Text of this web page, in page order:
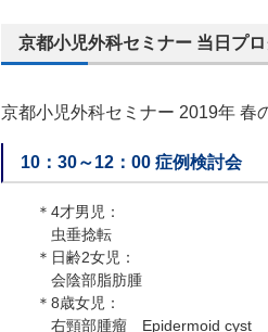
京都小児外科セミナー 当日プ
京都小児外科セミナー 2019年 春
10：30～12：00 症例検討会
＊4才男児：
虫垂捻転
＊日齢2女児：
会陰部脂肪腫
＊8歳女児：
右頸部腫瘤 Epidermoid cyst